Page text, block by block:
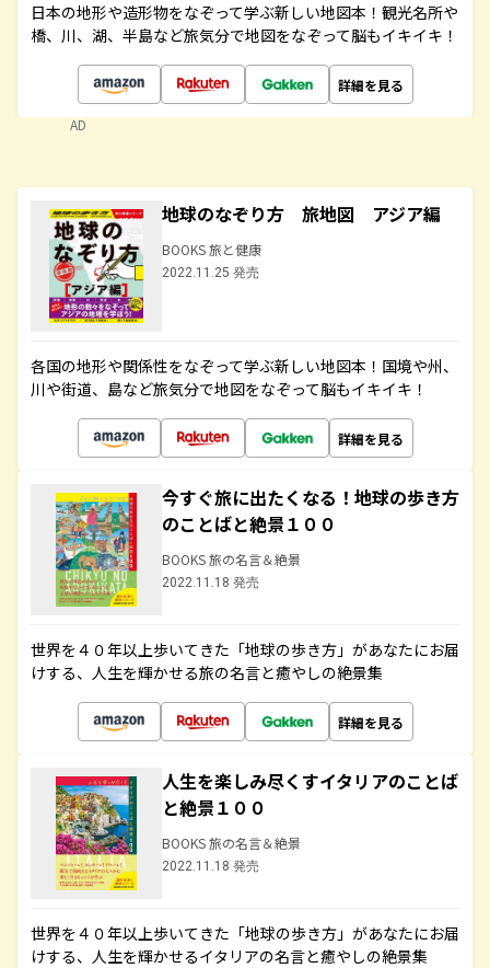
日本の地形や造形物をなぞって学ぶ新しい地図本！観光名所や
橋、川、湖、半島など旅気分で地図をなぞって脳もイキイキ！
詳細を見る
AD
地球のなぞり方 旅地図 アジア編
BOOKS 旅と健康
2022.11.25 発売
各国の地形や関係性をなぞって学ぶ新しい地図本！国境や州、
川や街道、島など旅気分で地図をなぞって脳もイキイキ！
詳細を見る
今すぐ旅に出たくなる！地球の歩き方
のことばと絶景１００
BOOKS 旅の名言＆絶景
2022.11.18 発売
世界を４０年以上歩いてきた「地球の歩き方」があなたにお届
けする、人生を輝かせる旅の名言と癒やしの絶景集
詳細を見る
人生を楽しみ尽くすイタリアのことば
と絶景１００
BOOKS 旅の名言＆絶景
2022.11.18 発売
世界を４０年以上歩いてきた「地球の歩き方」があなたにお届
けする、人生を輝かせるイタリアの名言と癒やしの絶景集